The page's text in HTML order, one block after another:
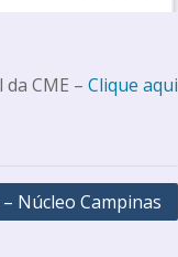
CME – Clique aqui
Núcleo Campinas